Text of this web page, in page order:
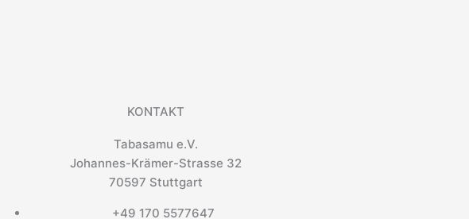
KONTAKT
Tabasamu e.V.
Johannes-Krämer-Strasse 32
70597 Stuttgart
+49 170 5577647